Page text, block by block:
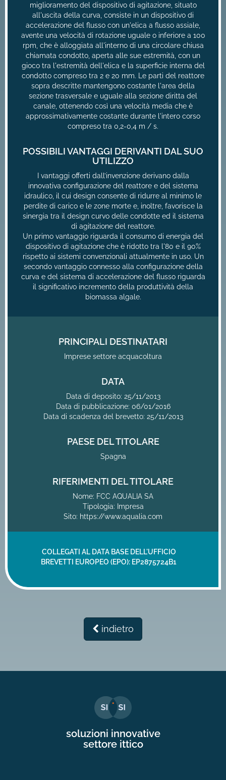
miglioramento del dispositivo di agitazione, situato
all'uscita della curva, consiste in un dispositivo di
accelerazione del flusso con un'elica a flusso assiale,
avente una velocità di rotazione uguale o inferiore a 100
rpm, che è alloggiata all'interno di una circolare chiusa
chiamata condotto, aperta alle sue estremità, con un
gioco tra l'estremità dell'elica e la superficie interna del
condotto compreso tra 2 e 20 mm. Le parti del reattore
sopra descritte mantengono costante l'area della
sezione trasversale e uguale alla sezione diritta del
canale, ottenendo così una velocità media che è
approssimativamente costante durante l'intero corso
compreso tra 0,2-0,4 m / s.
POSSIBILI VANTAGGI DERIVANTI DAL SUO
UTILIZZO
I vantaggi offerti dall’invenzione derivano dalla
innovativa configurazione del reattore e del sistema
idraulico, il cui design consente di ridurre al minimo le
perdite di carico e le zone morte e, inoltre, favorisce la
sinergia tra il design curvo delle condotte ed il sistema
di agitazione del reattore.
Un primo vantaggio riguarda il consumo di energia del
dispositivo di agitazione che è ridotto tra l'80 e il 90%
rispetto ai sistemi convenzionali attualmente in uso. Un
secondo vantaggio connesso alla configurazione della
curva e del sistema di accelerazione del flusso riguarda
il significativo incremento della produttività della
biomassa algale.
PRINCIPALI DESTINATARI
Imprese settore acquacoltura
DATA
Data di deposito: 25/11/2013
Data di pubblicazione: 06/01/2016
Data di scadenza del brevetto: 25/11/2013
PAESE DEL TITOLARE
Spagna
RIFERIMENTI DEL TITOLARE
Nome: FCC AQUALIA SA
Tipologia: Impresa
Sito: https://www.aqualia.com
COLLEGATI AL DATA BASE DELL'UFFICIO
BREVETTI EUROPEO (EPO): EP2875724B1
indietro
soluzioni innovative
settore ittico